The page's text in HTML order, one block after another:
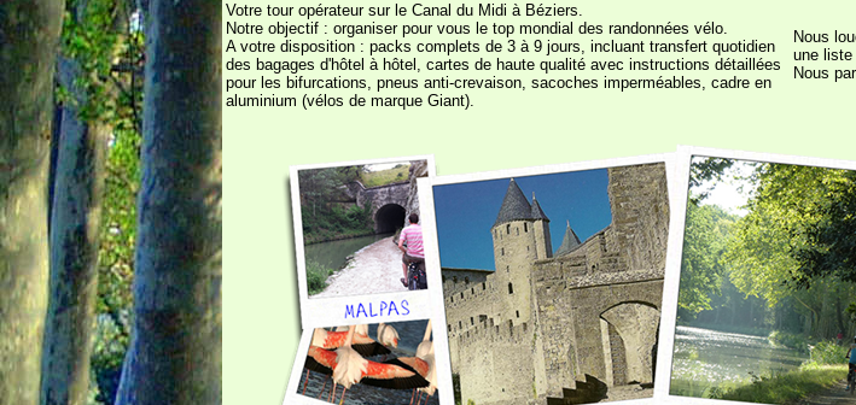
Votre tour opérateur sur le Canal du Midi à Béziers.
Notre objectif : organiser pour vous le top mondial des randonnées vélo.
A votre disposition : packs complets de 3 à 9 jours, incluant transfert quotidien
des bagages d'hôtel à hôtel, cartes de haute qualité avec instructions détaillées
pour les bifurcations, pneus anti-crevaison, sacoches imperméables, cadre en
aluminium (vélos de marque Giant).
Nous
une liste
Nous